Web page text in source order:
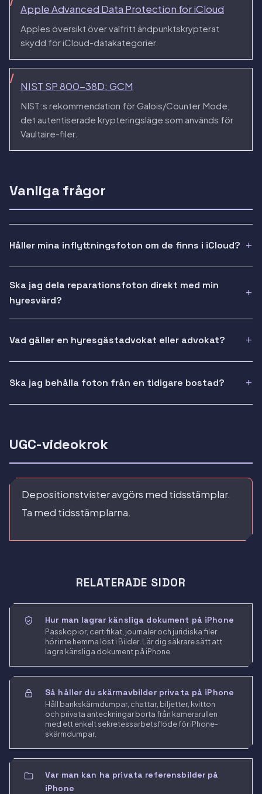
Apple Advanced Data Protection for iCloud
Apples översikt över valfritt ändpunktskrypterat
skydd för iCloud-datakategorier.
NIST SP 800-38D: GCM
NIST:s rekommendation för Galois/Counter Mode,
det autentiserade krypteringsläge som används för
Vaultaire-filer.
Vanliga frågor
Håller mina inflyttningsfoton om de finns i iCloud?
Ska jag dela reparationsfoton direkt med min
hyresvärd?
Vad gäller en hyresgästadvokat eller advokat?
Ska jag behålla foton från en tidigare bostad?
UGC-videokrok
Depositionstvister avgörs med tidsstämplar.
Ta med tidsstämplarna.
RELATERADE SIDOR
Hur man lagrar känsliga dokument på iPhone
Passkopior, certifikat, journaler och juridiska filer
hör inte hemma löst i Bilder. Lär dig säkrare sätt att
lagra känsliga dokument på iPhone.
Så håller du skärmavbilder privata på iPhone
Håll bankskärmdumpar, chattar, biljetter, kvitton
och privata anteckningar borta från kamerarullen
med ett enkelt sekretessarbetsflöde för iPhone-
skärmdumpar.
Var man kan ha privata referensbilder på
iPhone